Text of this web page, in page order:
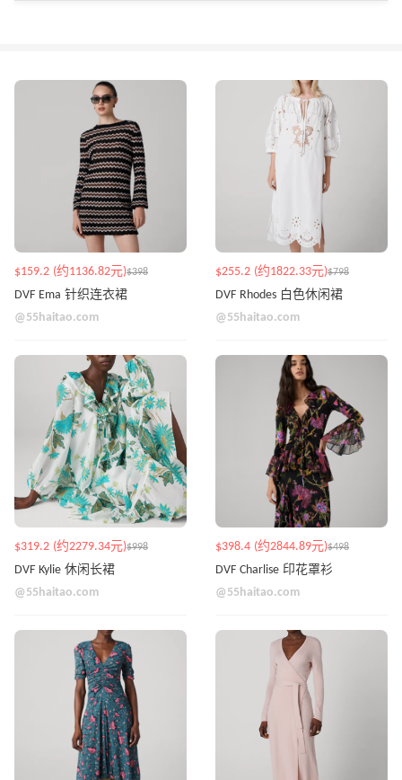
$159.2 (约1136.82元)$398
DVF Ema 针织连衣裙
@55haitao.com
$255.2 (约1822.33元)$798
DVF Rhodes 白色休闲裙
@55haitao.com
$319.2 (约2279.34元)$998
DVF Kylie 休闲长裙
@55haitao.com
$398.4 (约2844.89元)$498
DVF Charlise 印花罩衫
@55haitao.com